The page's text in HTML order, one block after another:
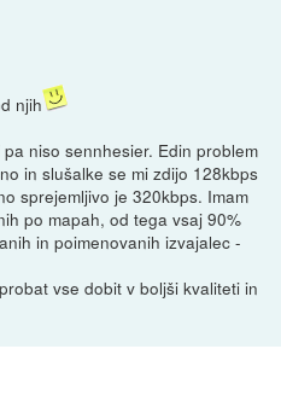
njih
niso sennhesier. Edin problem
in slušalke se mi zdijo 128kbps
sprejemljivo je 320kbps. Imam
po mapah, od tega vsaj 90%
in poimenovanih izvajalec -
vse dobit v boljši kvaliteti in